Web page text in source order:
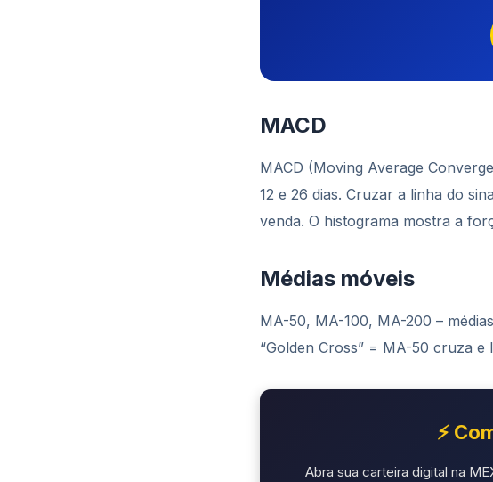
MACD
MACD (Moving Average
12 e 26 dias. Cruzar a linha do
venda. O histograma mostra a
Médias móveis
MA-50, MA-100, MA-200 –
“Golden Cross” = MA-50 cruza e
⚡
Abra sua carteira digital na